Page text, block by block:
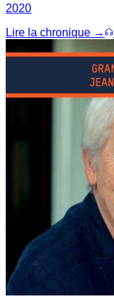
2020
Lire la chronique →